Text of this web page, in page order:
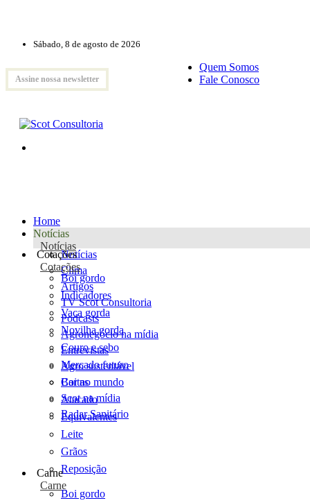
Sábado, 8 de agosto de 2026
Assine nossa newsletter
Quem Somos
Fale Conosco
Home
Notícias
Notícias
Notícias
Clima
Artigos
TV Scot Consultoria
Podcasts
Agronegócio na mídia
Entrevistas
Agro sustentável
Cartas
Scot na mídia
Radar Sanitário
Cotações
Cotações
Boi gordo
Indicadores
Vaca gorda
Novilha gorda
Couro e sebo
Mercado futuro
Boi no mundo
Atacado
Equivalentes
Leite
Grãos
Reposição
Carne
Carne
Boi gordo